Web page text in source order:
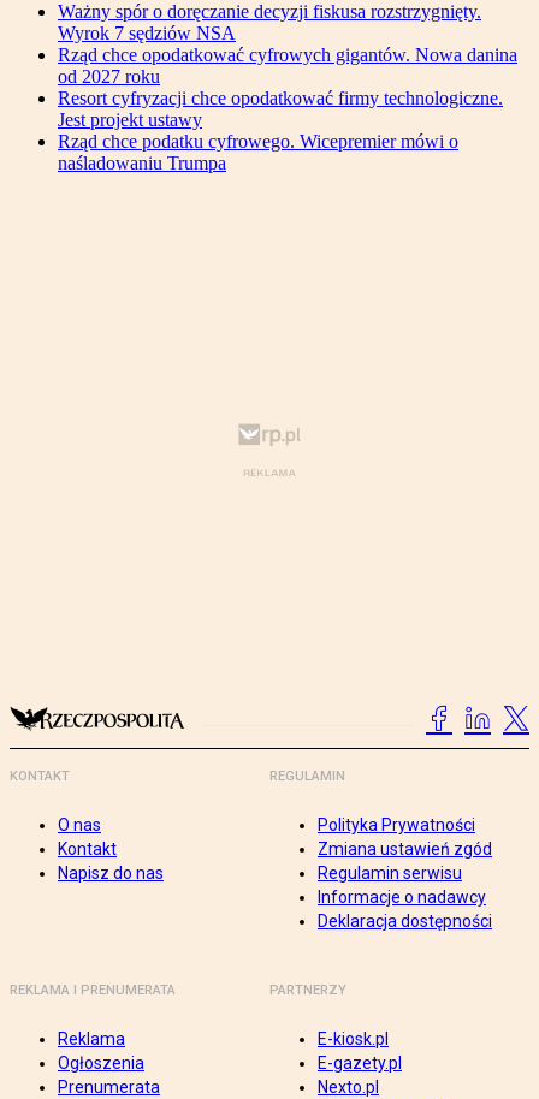
Ważny spór o doręczanie decyzji fiskusa rozstrzygnięty.
Wyrok 7 sędziów NSA
Rząd chce opodatkować cyfrowych gigantów. Nowa danina
od 2027 roku
Resort cyfryzacji chce opodatkować firmy technologiczne.
Jest projekt ustawy
Rząd chce podatku cyfrowego. Wicepremier mówi o
naśladowaniu Trumpa
KONTAKT
O nas
Kontakt
Napisz do nas
REGULAMIN
Polityka Prywatności
Zmiana ustawień zgód
Regulamin serwisu
Informacje o nadawcy
Deklaracja dostępności
REKLAMA I PRENUMERATA
Reklama
Ogłoszenia
Prenumerata
PARTNERZY
E-kiosk.pl
E-gazety.pl
Nexto.pl